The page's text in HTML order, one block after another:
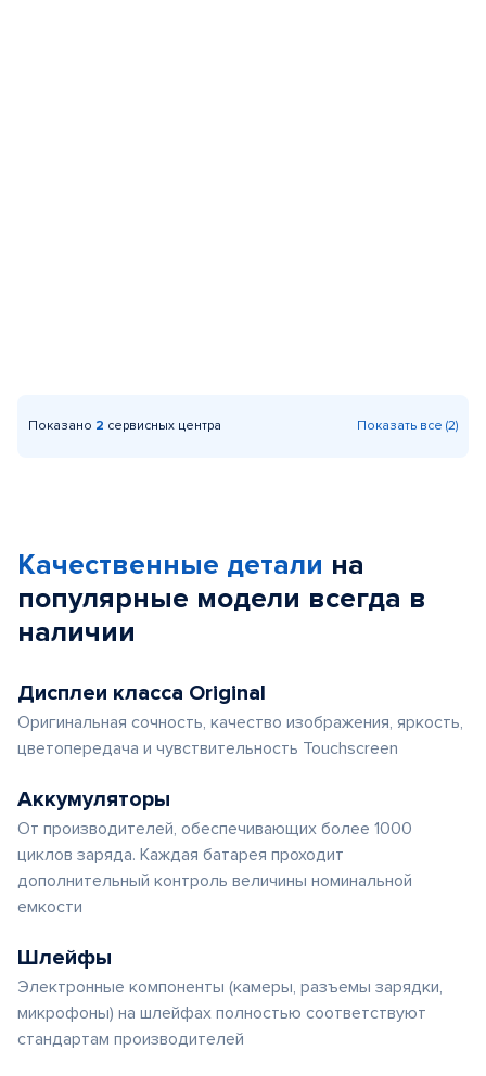
Показано 2 сервисных центра Показать все (2)
Качественные детали на
популярные модели всегда в
наличии
Дисплеи класса Original
Оригинальная сочность, качество изображения, яркость,
цветопередача и чувствительность Touchscreen
Аккумуляторы
От производителей, обеспечивающих более 1000
циклов заряда. Каждая батарея проходит
дополнительный контроль величины номинальной
емкости
Шлейфы
Электронные компоненты (камеры, разъемы зарядки,
микрофоны) на шлейфах полностью соответствуют
стандартам производителей